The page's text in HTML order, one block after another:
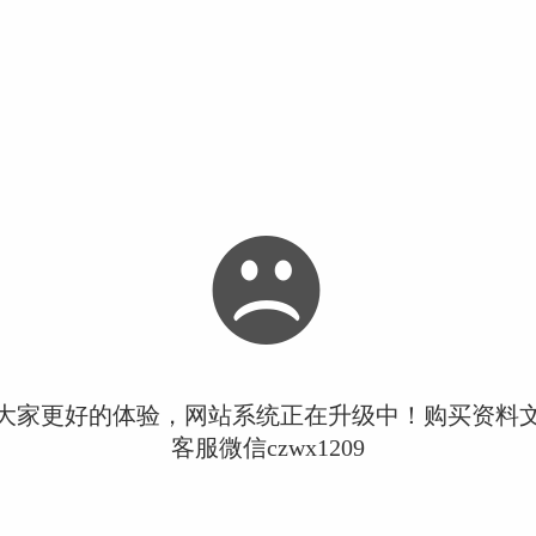
家更好的体验，网站系统正在升级中！购买资料
客服微信czwx1209